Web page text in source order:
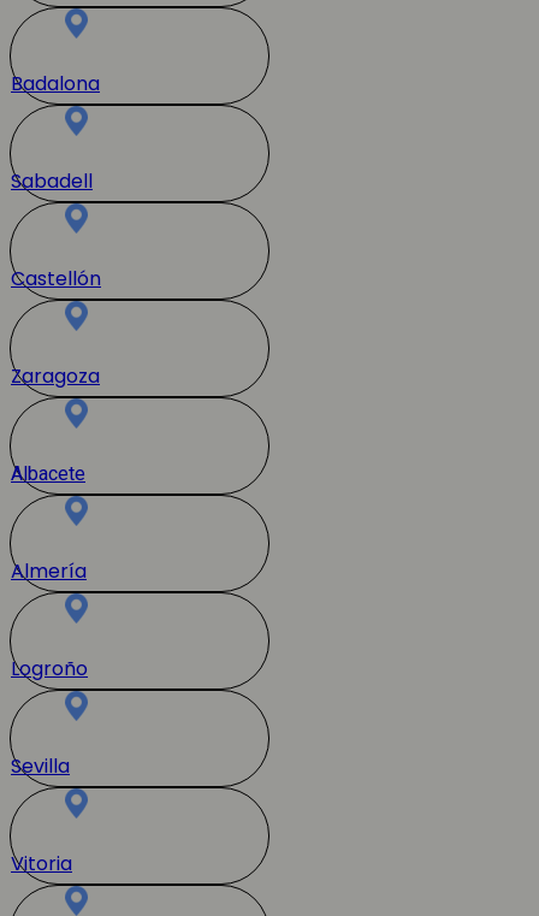
Badalona
Sabadell
Castellón
Zaragoza
Albacete
Almería
Logroño
Sevilla
Vitoria